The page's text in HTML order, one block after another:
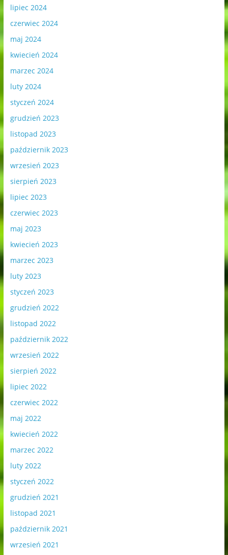
lipiec 2024
czerwiec 2024
maj 2024
kwiecień 2024
marzec 2024
luty 2024
styczeń 2024
grudzień 2023
listopad 2023
październik 2023
wrzesień 2023
sierpień 2023
lipiec 2023
czerwiec 2023
maj 2023
kwiecień 2023
marzec 2023
luty 2023
styczeń 2023
grudzień 2022
listopad 2022
październik 2022
wrzesień 2022
sierpień 2022
lipiec 2022
czerwiec 2022
maj 2022
kwiecień 2022
marzec 2022
luty 2022
styczeń 2022
grudzień 2021
listopad 2021
październik 2021
wrzesień 2021